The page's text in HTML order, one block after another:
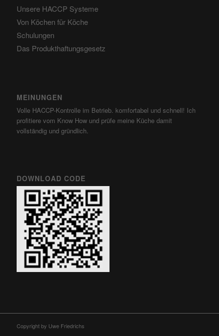
Unsere HACCP Systeme
Von Köchen für Köche
Schulungen
Das Produkthaftungsgesetz
MEINUNGEN
Volle HACCP-Kontrolle im Betrieb. komfortabel und schnell! Ich
profitiere vom Know How und prüfe meine Küche damit
vollständig und gründlich.
DOWNLOAD CODE
Copyright by Uwe Friedrichs